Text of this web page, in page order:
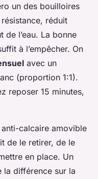
un des bouilloires
réduit
de l’eau. La bonne
à l’empêcher. On
avec un
(proportion 1:1).
reposer 15 minutes,
anti-calcaire amovible
de le retirer, de le
en place. Un
la différence sur la